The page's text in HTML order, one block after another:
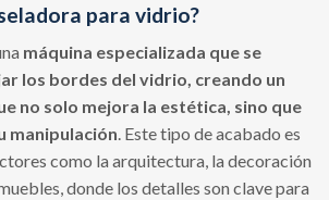
para vidrio?
máquina especializada que se
los bordes del vidrio, creando un
no solo mejora la estética, sino que
manipulación. Este tipo de acabado es
como la arquitectura, la decoración
donde los detalles son clave para